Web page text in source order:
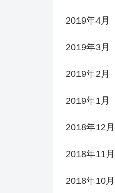
2019年4月
2019年3月
2019年2月
2019年1月
2018年12月
2018年11月
2018年10月